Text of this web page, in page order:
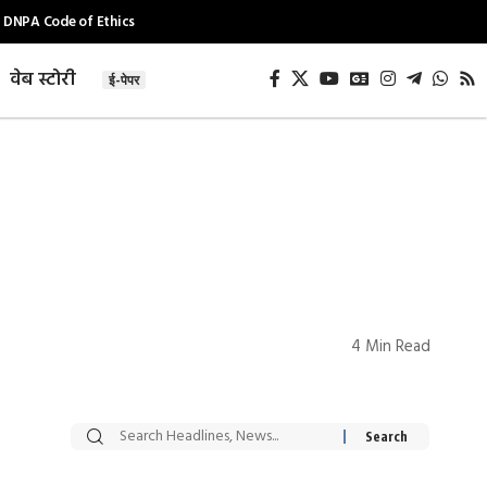
DNPA Code of Ethics
वेब स्टोरी ई-पेपर
4 Min Read
सट्टेबाजी में अरेस्ट हुए
रोज एक कच्चे लहसुन